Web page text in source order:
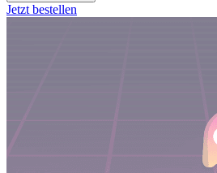
Jetzt bestellen